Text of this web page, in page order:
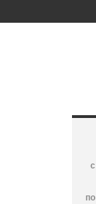
с
по